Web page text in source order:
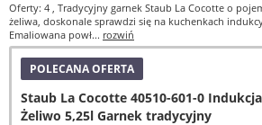
Oferty: 4 , Tradycyjny garnek Staub La Cocotte o
żeliwa, doskonale sprawdzi się na kuchenkach
Emaliowana powł... rozwiń
POLECANA OFERTA
Staub La Cocotte 40510-601-0 Indukcja
Żeliwo 5,25l Garnek tradycyjny